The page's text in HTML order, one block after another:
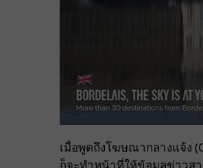
เมื่อพูดถึงโฆษณากลางแจ้ง